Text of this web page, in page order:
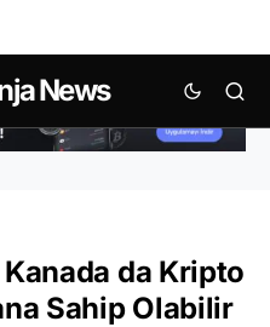
News
Kanada da Kripto
Sahip Olabilir